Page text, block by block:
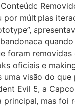
múltiplas
foram
oficiais e
uma visão do
Evil 5, a
principal, mas foi